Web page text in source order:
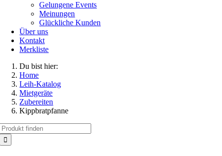
Gelungene Events
Meinungen
Glückliche Kunden
Über uns
Kontakt
Merkliste
Du bist hier:
Home
Leih-Katalog
Mietgeräte
Zubereiten
Kippbratpfanne